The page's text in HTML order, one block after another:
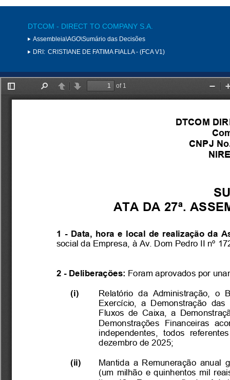
DTCOM - DIRECT TO COMPANY S.A.
Assembleia\AGO\Sumário das Decisões
DRI: CRISTIANE DE FATIMA FIALLA - (FCA V1)